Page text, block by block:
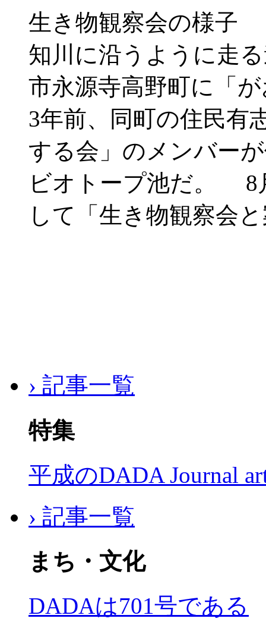
生き物観察会の様子
知川に沿うように走
市永源寺高野町に「
3年前、同町の住民有
する会」のメンバー
ビオトープ池だ。 8
して「生き物観察
› 記事一覧
特集
平成のDADA Journal
› 記事一覧
まち・文化
DADAは701号である